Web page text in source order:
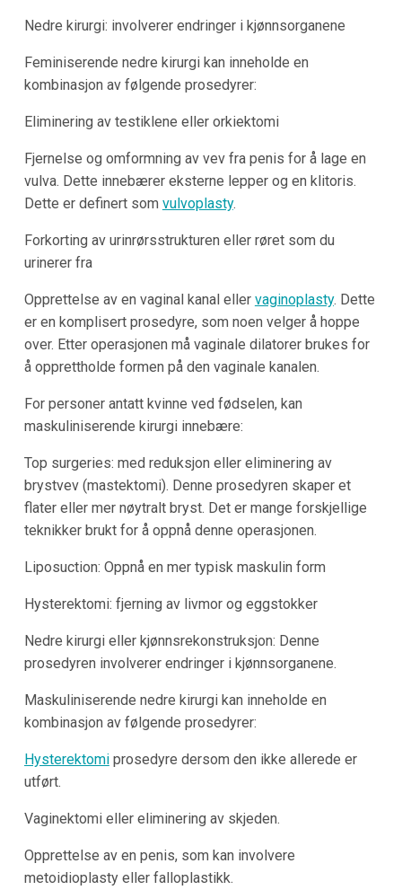
Nedre kirurgi: involverer endringer i kjønnsorganene
Feminiserende nedre kirurgi kan inneholde en
kombinasjon av følgende prosedyrer:
Eliminering av testiklene eller orkiektomi
Fjernelse og omformning av vev fra penis for å lage en
vulva. Dette innebærer eksterne lepper og en klitoris.
Dette er definert som vulvoplasty.
Forkorting av urinrørsstrukturen eller røret som du
urinerer fra
Opprettelse av en vaginal kanal eller vaginoplasty. Dette
er en komplisert prosedyre, som noen velger å hoppe
over. Etter operasjonen må vaginale dilatorer brukes for
å opprettholde formen på den vaginale kanalen.
For personer antatt kvinne ved fødselen, kan
maskuliniserende kirurgi innebære:
Top surgeries: med reduksjon eller eliminering av
brystvev (mastektomi). Denne prosedyren skaper et
flater eller mer nøytralt bryst. Det er mange forskjellige
teknikker brukt for å oppnå denne operasjonen.
Liposuction: Oppnå en mer typisk maskulin form
Hysterektomi: fjerning av livmor og eggstokker
Nedre kirurgi eller kjønnsrekonstruksjon: Denne
prosedyren involverer endringer i kjønnsorganene.
Maskuliniserende nedre kirurgi kan inneholde en
kombinasjon av følgende prosedyrer:
Hysterektomiprosedyre dersom den ikke allerede er
utført.
Vaginektomi eller eliminering av skjeden.
Opprettelse av en penis, som kan involvere
metoidioplasty eller falloplastikk.